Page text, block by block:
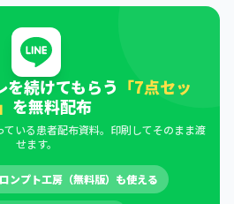
続けてもらう 「7点セッ
を無料配布
いる患者配布資料。印刷してそのまま渡
せます。
ンプト工房（無料版）も使える